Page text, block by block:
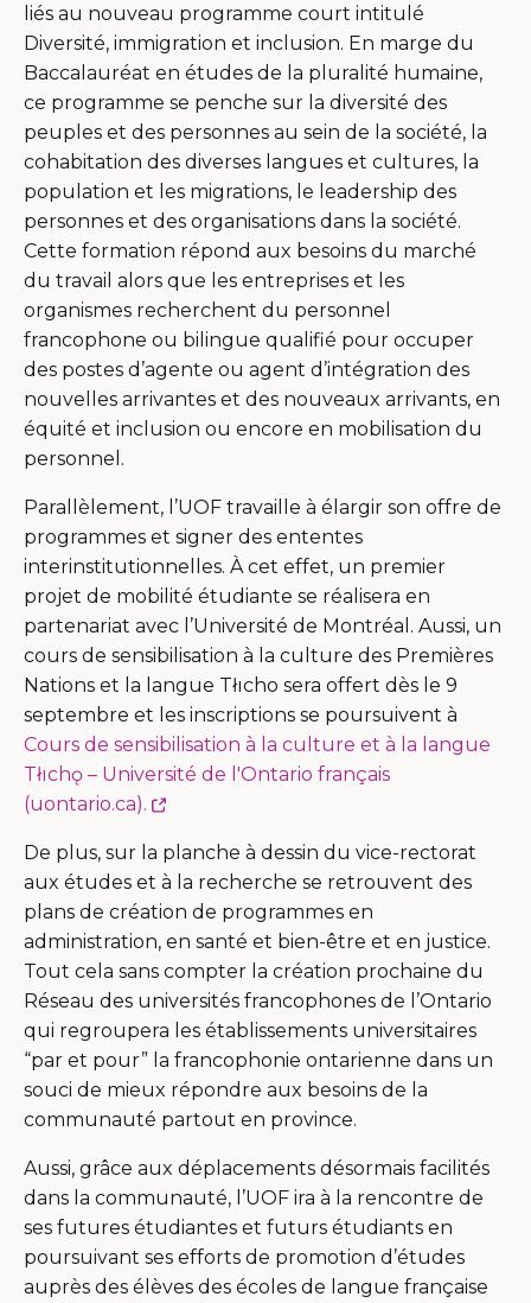
liés au nouveau programme court intitulé
Diversité, immigration et inclusion. En marge du
Baccalauréat en études de la pluralité humaine,
ce programme se penche sur la diversité des
peuples et des personnes au sein de la société, la
cohabitation des diverses langues et cultures, la
population et les migrations, le leadership des
personnes et des organisations dans la société.
Cette formation répond aux besoins du marché
du travail alors que les entreprises et les
organismes recherchent du personnel
francophone ou bilingue qualifié pour occuper
des postes d’agente ou agent d’intégration des
nouvelles arrivantes et des nouveaux arrivants, en
équité et inclusion ou encore en mobilisation du
personnel.
Parallèlement, l’UOF travaille à élargir son offre de
programmes et signer des ententes
interinstitutionnelles. À cet effet, un premier
projet de mobilité étudiante se réalisera en
partenariat avec l’Université de Montréal. Aussi, un
cours de sensibilisation à la culture des Premières
Nations et la langue Tłıcho sera offert dès le 9
septembre et les inscriptions se poursuivent à
Cours de sensibilisation à la culture et à la langue
Tłıchǫ – Université de l'Ontario français
(uontario.ca).
s'ouvrira
dans
une
nouvelle
fenêtre
De plus, sur la planche à dessin du vice-rectorat
aux études et à la recherche se retrouvent des
plans de création de programmes en
administration, en santé et bien-être et en justice.
Tout cela sans compter la création prochaine du
Réseau des universités francophones de l’Ontario
qui regroupera les établissements universitaires
“par et pour” la francophonie ontarienne dans un
souci de mieux répondre aux besoins de la
communauté partout en province.
Aussi, grâce aux déplacements désormais facilités
dans la communauté, l’UOF ira à la rencontre de
ses futures étudiantes et futurs étudiants en
poursuivant ses efforts de promotion d’études
auprès des élèves des écoles de langue française